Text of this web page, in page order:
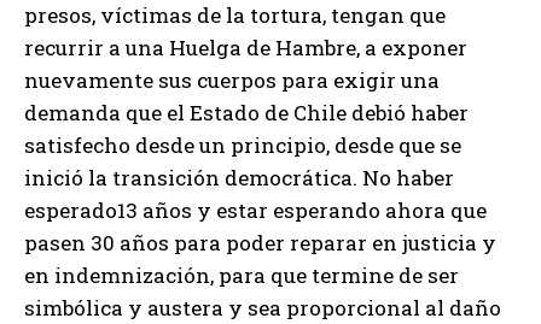
presos, víctimas de la tortura, tengan que
recurrir a una Huelga de Hambre, a exponer
nuevamente sus cuerpos para exigir una
demanda que el Estado de Chile debió haber
satisfecho desde un principio, desde que se
inició la transición democrática. No haber
esperado13 años y estar esperando ahora que
pasen 30 años para poder reparar en justicia y
en indemnización, para que termine de ser
simbólica y austera y sea proporcional al daño